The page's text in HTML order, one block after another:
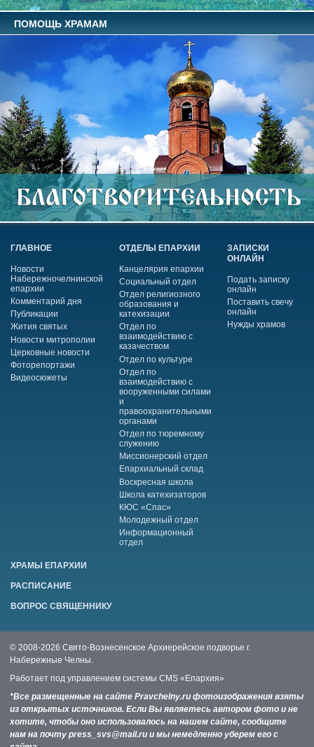
ПОМОЩЬ ХРАМАМ
ГЛАВНОЕ
Новости
Набережночелнинской
епархии
Комментарий дня
Публикации
Жития святых
Новости митрополии
Церковные новости
Фоторепортажи
Видеосюжеты
ОТДЕЛЫ ЕПАРХИИ
Канцелярия епархии
Социальный отдел
Отдел религиозного
образования и
катехизации
Отдел по
взаимодействию с
казачеством
Отдел по культуре
Отдел по
взаимодействию с
вооруженными силами
и
правоохранительными
органами
Отдел по тюремному
служению
Миссионерский отдел
Епархиальный склад
Воскресная школа
Школа катехизаторов
КЮС «Спас»
Молодежный отдел
Информационный
отдел
ЗАПИСКИ
ОНЛАЙН
Подать записку
онлайн
Поставить свечу
онлайн
Нужды храмов
ХРАМЫ ЕПАРХИИ
РАСПИСАНИЕ
ВОПРОС СВЯЩЕННИКУ
© 2008-2026 Свято-Вознесенское Архиерейское подворье г.
Набережные Челны.
Работает под управлением системы CMS «Епархия»
*Все размещенные на сайте Pravchelny.ru фотоизображения взяты
из открытых источников. Если Вы являетесь автором фото и не
хотите, чтобы оно использовалось на нашем сайте, сообщите
нам на почту press_svs@mail.ru и мы немедленно уберем его с